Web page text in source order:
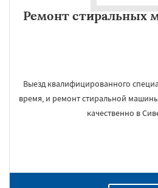
Ремонт стиральных
Выезд квалифицированного
время, и ремонт стиральной
качественно в